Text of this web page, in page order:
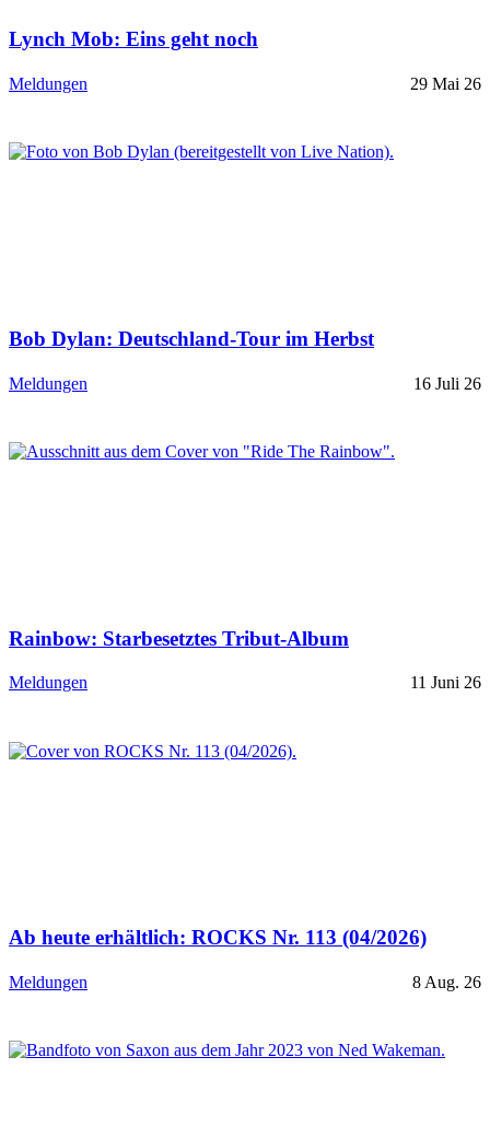
Lynch Mob: Eins geht noch
Meldungen 29 Mai 26
Bob Dylan: Deutschland-Tour im Herbst
Meldungen 16 Juli 26
Rainbow: Starbesetztes Tribut-Album
Meldungen 11 Juni 26
Ab heute erhältlich: ROCKS Nr. 113 (04/2026)
Meldungen 8 Aug. 26